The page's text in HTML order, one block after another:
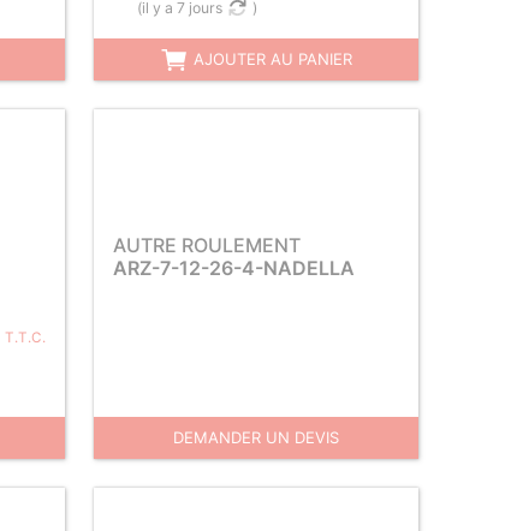
(il y a 7 jours )
AJOUTER AU PANIER
T.T.C.
AUTRE ROULEMENT
ARZ-7-12-26-4-NADELLA
DEMANDER UN DEVIS